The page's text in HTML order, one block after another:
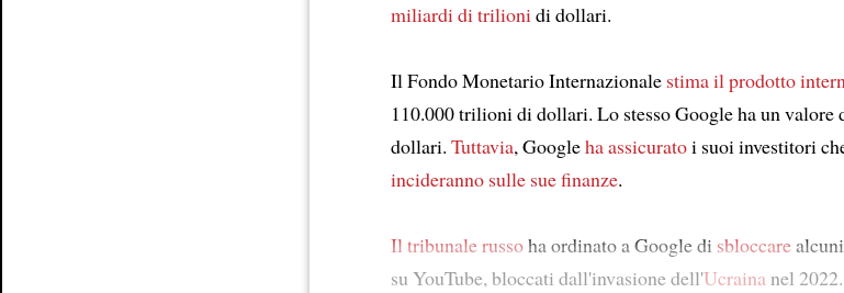
miliardi di trilionidi dollari.
Il Fondo Monetario Internazionale stimail prodotto
110.000 trilioni di dollari. Lo stesso Google ha un
dollari. Tuttavia, Googleha assicuratoi suoi investitori
incideranno sulle sue finanze.
Il tribunale russoha ordinato a Google di sbloccarealcuni
su YouTube, bloccati dall'invasione dell'Ucraina nel 2022.